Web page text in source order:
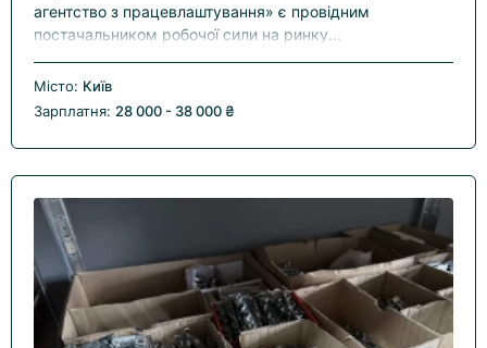
агентство з працевлаштування» є провідним
постачальником робочої сили на ринку...
Місто: Київ
Зарплатня: 28 000 - 38 000 ₴